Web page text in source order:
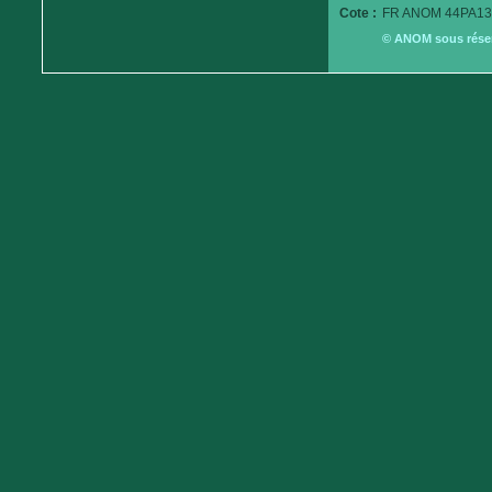
Cote : FR ANOM
© ANOM sous